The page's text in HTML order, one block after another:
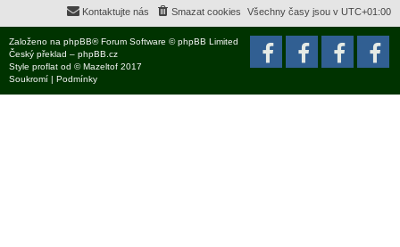
Všechny časy jsou v UTC+01:00
Smazat cookies
Kontaktujte nás
Založeno na phpBB® Forum Software © phpBB Limited
Český překlad – phpBB.cz
Style proflat od ©Mazeltof 2017
Soukromí | Podmínky